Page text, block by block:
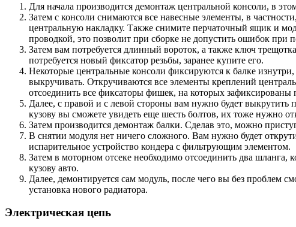
Для начала производится демонтаж центральной консоли, в
Затем с консоли снимаются все навесные элементы, в
центральную накладку. Также снимите перчаточный ящик и
проводкой, это позволит при сборке не допустить ошибок при
Затем вам потребуется длинный вороток, а также ключ
потребуется новый фиксатор резьбы, заранее купите его.
Некоторые центральные консоли фиксируются к балке
выкручивать. Откручиваются все элементы креплений
отсоединить все фиксаторы фишек, на которых зафиксированы
Далее, с правой и с левой стороны вам нужно будет
кузову вы сможете увидеть еще шесть болтов, их тоже нужно
Затем производится демонтаж балки. Сделав это, можно
В снятии модуля нет ничего сложного. Вам нужно будет
испарительное устройство кондера с фильтрующим элементом.
Затем в моторном отсеке необходимо отсоединить два
кузову авто.
Далее, демонтируется сам модуль, после чего вы без проблем
установка нового радиатора.
Электрическая цепь